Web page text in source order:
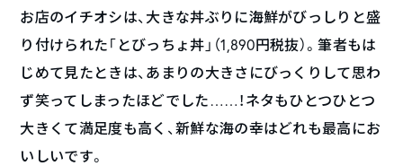
お店のイチオシは、大きな丼ぶりに海鮮がびっしりと盛
り付けられた「とびっちょ丼」（1,890円税抜）。筆者もは
じめて見たときは、あまりの大きさにびっくりして思わ
ず笑ってしまったほどでした……！ネタもひとつひとつ
大きくて満足度も高く、新鮮な海の幸はどれも最高にお
いしいです。